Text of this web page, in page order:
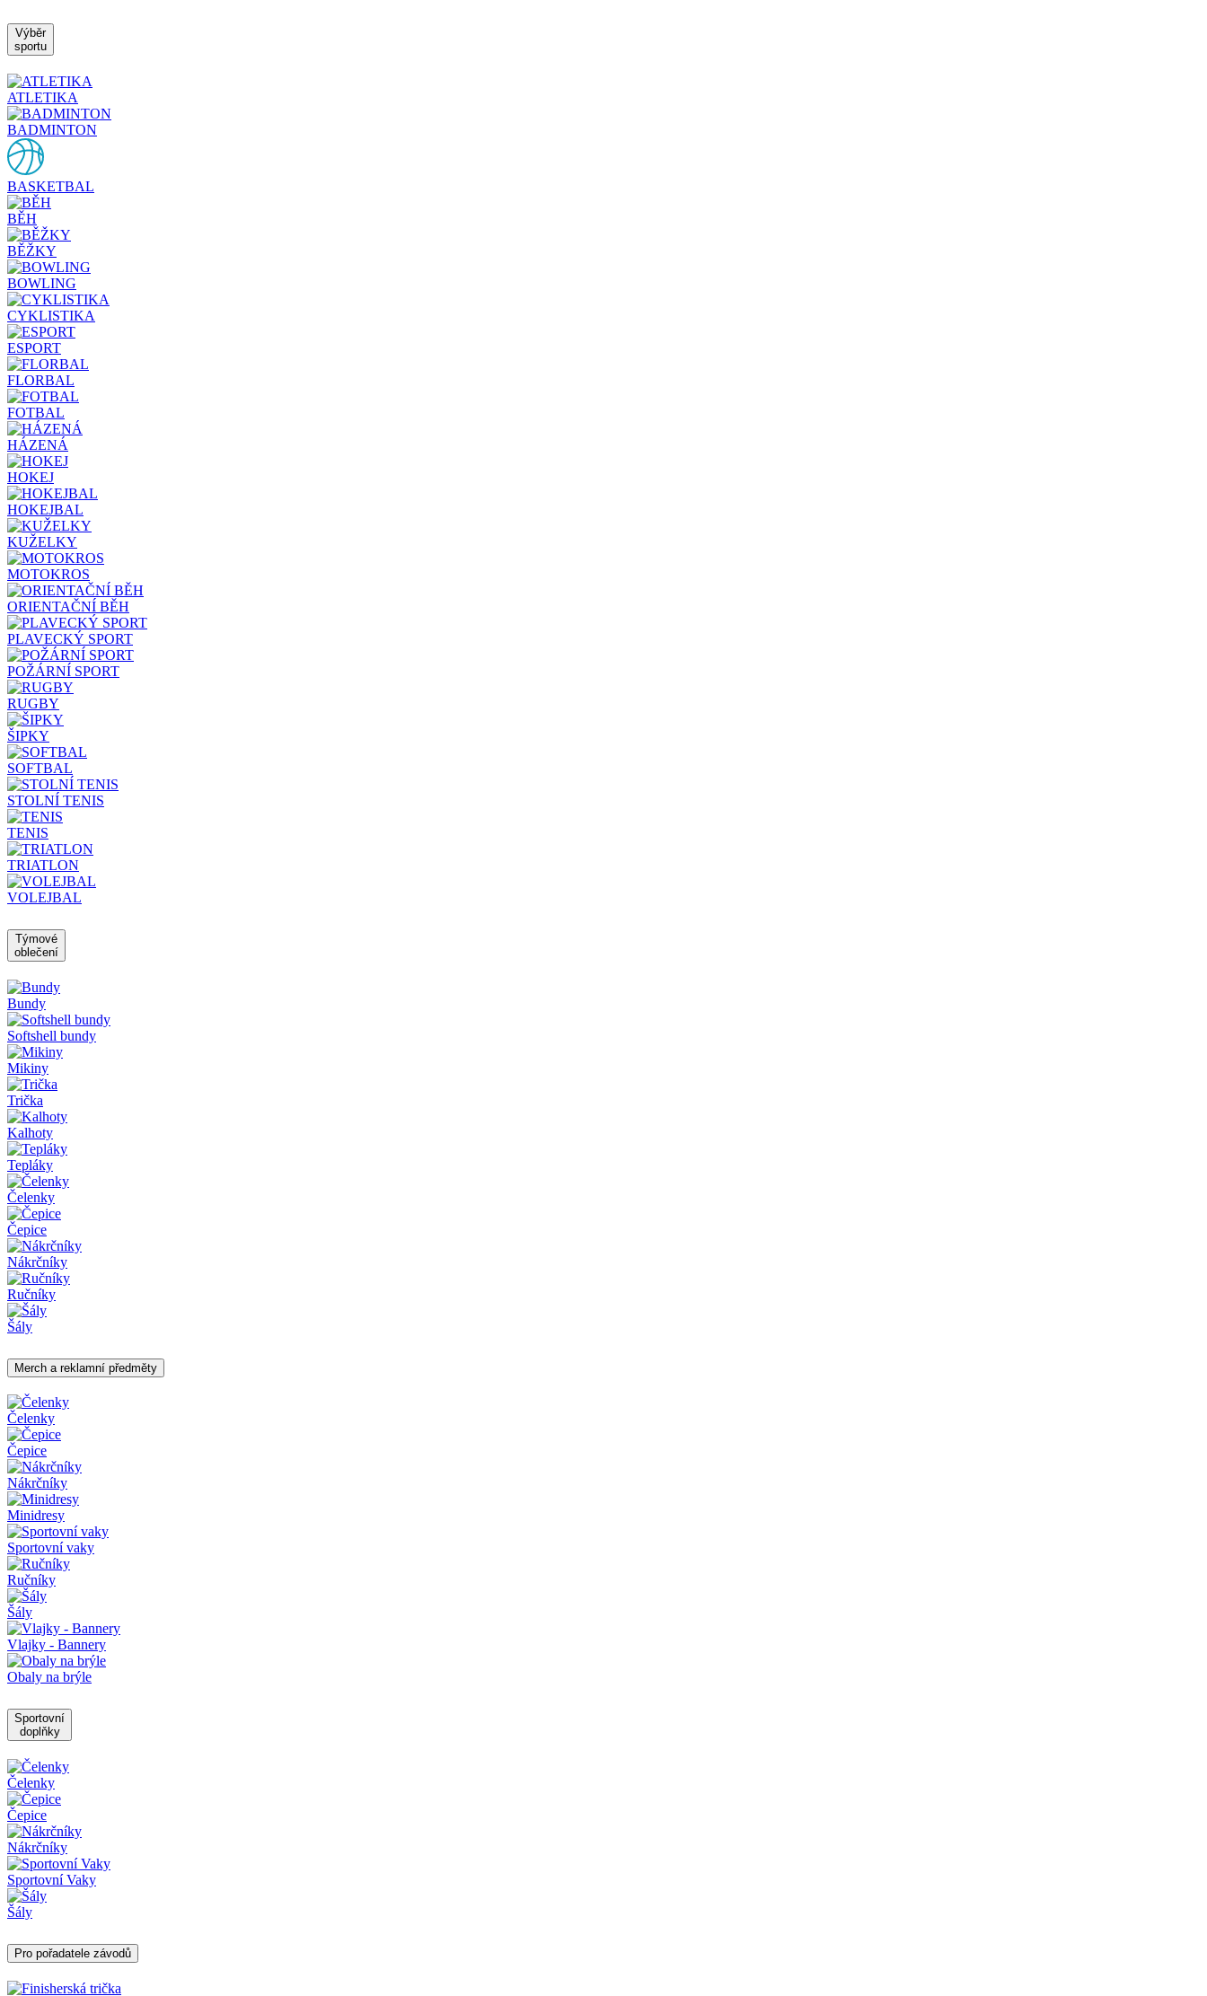
Výběr
sportu
ATLETIKA
BADMINTON
BASKETBAL
BĚH
BĚŽKY
BOWLING
CYKLISTIKA
ESPORT
FLORBAL
FOTBAL
HÁZENÁ
HOKEJ
HOKEJBAL
KUŽELKY
MOTOKROS
ORIENTAČNÍ BĚH
PLAVECKÝ SPORT
POŽÁRNÍ SPORT
RUGBY
ŠIPKY
SOFTBAL
STOLNÍ TENIS
TENIS
TRIATLON
VOLEJBAL
Týmové
oblečení
Bundy
Softshell bundy
Mikiny
Trička
Kalhoty
Tepláky
Čelenky
Čepice
Nákrčníky
Ručníky
Šály
Merch a reklamní předměty
Čelenky
Čepice
Nákrčníky
Minidresy
Sportovní vaky
Ručníky
Šály
Vlajky - Bannery
Obaly na brýle
Sportovní
doplňky
Čelenky
Čepice
Nákrčníky
Sportovní Vaky
Šály
Pro pořadatele závodů